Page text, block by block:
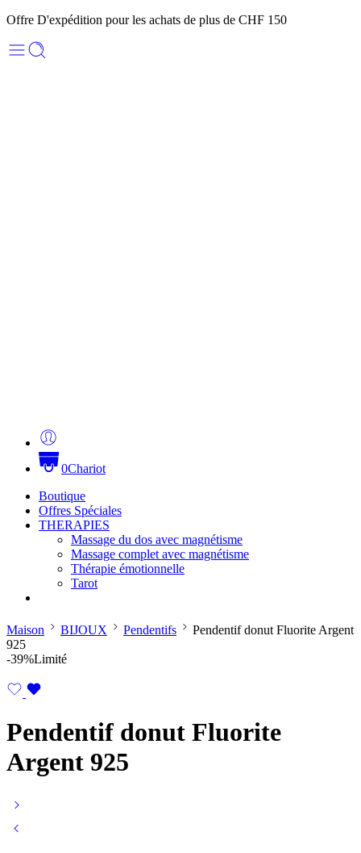
Offre D'expédition pour les achats de plus de CHF 150
0Chariot
Boutique
Offres Spéciales
THERAPIES
Massage du dos avec magnétisme
Massage complet avec magnétisme
Thérapie émotionnelle
Tarot
Maison BIJOUX Pendentifs
Pendentif donut Fluorite Argent
925
-39%Limité
Pendentif donut Fluorite
Argent 925